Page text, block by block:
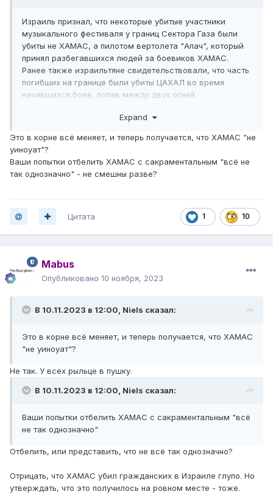
Израиль признал, что некоторые убитые участники
музыкального фестиваля у границ Сектора Газа были
убиты не ХАМАС, а пилотом вертолета "Апач", который
принял разбегавшихся людей за боевиков ХАМАС.
Ранее также израильтяне свидетельствовали, что часть
погибших на границе были убиты ЦАХАЛ во время
начавшихся боев, попав между двух огней.
Expand
Это в корне всё меняет, и теперь получается, что ХАМАС "не
уиноуат"?
Ваши попытки отбелить ХАМАС с сакраментальным "всё не
так однозначно" - не смешны разве?
1 10
Цитата
Mabus
Опубликовано 10 ноября, 2023
В 10.11.2023 в 12:00, Niels сказал:
Это в корне всё меняет, и теперь получается, что ХАМАС
"не уиноуат"?
Не так. У всех рыльце в пушку.
В 10.11.2023 в 12:00, Niels сказал:
Ваши попытки отбелить ХАМАС с сакраментальным "всё
не так однозначно"
Отбелить, или представить, что не всё так однозначно?
Отрицать, что ХАМАС убил гражданских в Израиле глупо. Но
утверждать, что это получилось на ровном месте - тоже.